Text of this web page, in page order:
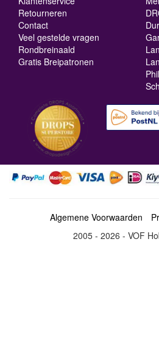
Retourneren
Contact
Veel gestelde vragen
Rondbreinaald
Gratis Breipatronen
Algemene Voorwaarden
2005 - 2026 - VOF